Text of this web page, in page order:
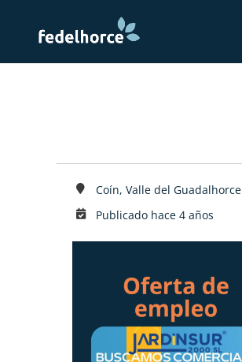
Coín, Valle del Guadalhorce
Publicado hace 4 años